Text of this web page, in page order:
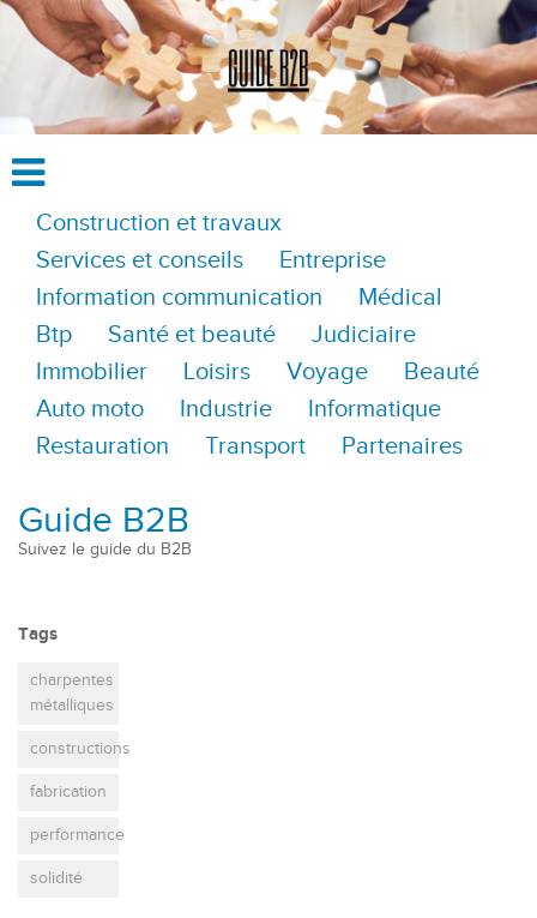
Construction et travaux
Services et conseils
Entreprise
Information communication
Médical
Btp
Santé et beauté
Judiciaire
Immobilier
Loisirs Voyage
Beauté
Auto moto
Industrie
Informatique
Restauration
Transport Partenaires
Guide B2B
Suivez le guide du B2B
Tags
charpentes
métalliques
constructions
fabrication
performance
solidité